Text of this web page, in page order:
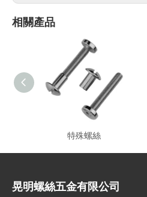
相關產品
特殊螺絲
晃明螺絲五金有限公司